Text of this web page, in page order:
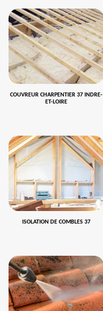
COUVREUR CHARPENTIER 37 INDRE-
ET-LOIRE
ISOLATION DE COMBLES 37